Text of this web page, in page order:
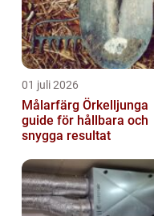
01 juli 2026
Målarfärg Örkelljunga
guide för hållbara och
snygga resultat